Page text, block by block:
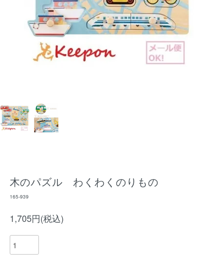
木のパズル わくわくのりもの
165-939
1,705円(税込)